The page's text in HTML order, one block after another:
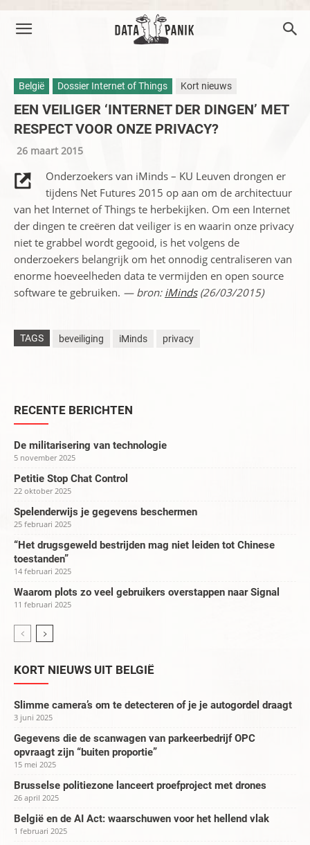
België Dossier Internet of Things Kort nieuws
EEN VEILIGER ‘INTERNET DER DINGEN’ MET
RESPECT VOOR ONZE PRIVACY?
26 maart 2015
Onderzoekers van iMinds – KU Leuven drongen er
tijdens Net Futures 2015 op aan om de architectuur
van het Internet of Things te herbekijken. Om een Internet
der dingen te creëren dat veiliger is en waarin onze privacy
niet te grabbel wordt gegooid, is het volgens de
onderzoekers belangrijk om het onnodig centraliseren van
enorme hoeveelheden data te vermijden en open source
software te gebruiken. — bron: iMinds(26/03/2015)
TAGS beveiliging iMinds privacy
RECENTE BERICHTEN
De militarisering van technologie
5 november 2025
Petitie Stop Chat Control
22 oktober 2025
Spelenderwijs je gegevens beschermen
25 februari 2025
“Het drugsgeweld bestrijden mag niet leiden tot Chinese
toestanden”
14 februari 2025
Waarom plots zo veel gebruikers overstappen naar Signal
11 februari 2025
KORT NIEUWS UIT BELGIË
Slimme camera’s om te detecteren of je je autogordel draagt
3 juni 2025
Gegevens die de scanwagen van parkeerbedrijf OPC
opvraagt zijn “buiten proportie”
15 mei 2025
Brusselse politiezone lanceert proefproject met drones
26 april 2025
België en de AI Act: waarschuwen voor het hellend vlak
1 februari 2025